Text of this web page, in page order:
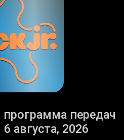
программа передач
августа, 2026